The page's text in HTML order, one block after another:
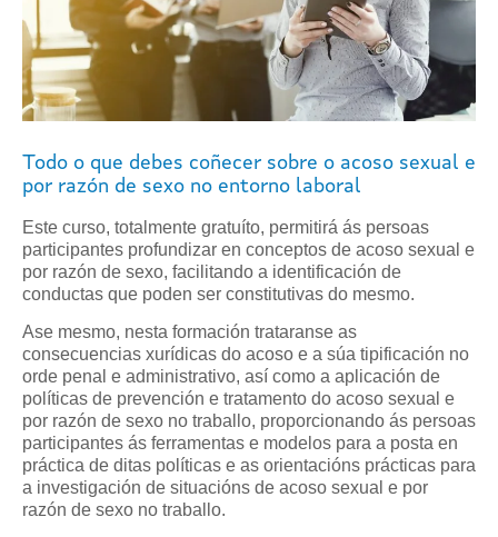
Todo o que debes coñecer sobre o acoso sexual e
por razón de sexo no entorno laboral
Este curso, totalmente gratuíto, permitirá ás persoas
participantes profundizar en conceptos de acoso sexual e
por razón de sexo, facilitando a identificación de
conductas que poden ser constitutivas do mesmo.
Ase mesmo, nesta formación trataranse as
consecuencias xurídicas do acoso e a súa tipificación no
orde penal e administrativo, así como a aplicación de
políticas de prevención e tratamento do acoso sexual e
por razón de sexo no traballo, proporcionando ás persoas
participantes ás ferramentas e modelos para a posta en
práctica de ditas políticas e as orientacións prácticas para
a investigación de situacións de acoso sexual e por
razón de sexo no traballo.